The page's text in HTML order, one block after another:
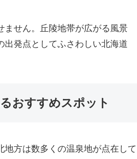
ません。丘陵地帯が広がる風景
出発点としてふさわしい北海道
おすすめスポット
方は数多くの温泉地が点在して